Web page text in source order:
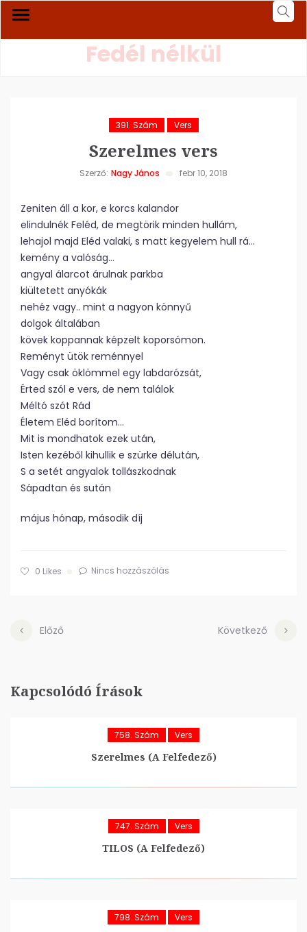
Fedél nélkül
391. Szám Vers
Szerelmes vers
Szerző: Nagy János febr 10, 2018
Zeniten áll a kor, e korcs kalandor
elindulnék Feléd, de megtörik minden hullám,
lehajol majd Eléd valaki, s matt kegyelem hull rá…
kemény a valóság…
angyal álarcot árulnak parkba
kiültetett anyókák
nehéz vagy.. mint a nagyon könnyű
dolgok általában
kövek koppannak képzelt koporsómon.
Reményt ütök reménnyel
Vagy csak öklömmel egy labdarózsát,
Érted szól e vers, de nem találok
Méltó szót Rád
Életem Eléd borítom…
Mit is mondhatok ezek után,
Isten kezéből kihullik e szürke délután,
S a setét angyalok tollászkodnak
Sápadtan és sután
május hónap, második díj
0 Likes Nincs hozzászólás
Előző Következő
Kapcsolódó Írások
758. Szám Vers
Szerelmes (A Felfedező)
747. Szám Vers
TILOS (A Felfedező)
798. Szám Vers